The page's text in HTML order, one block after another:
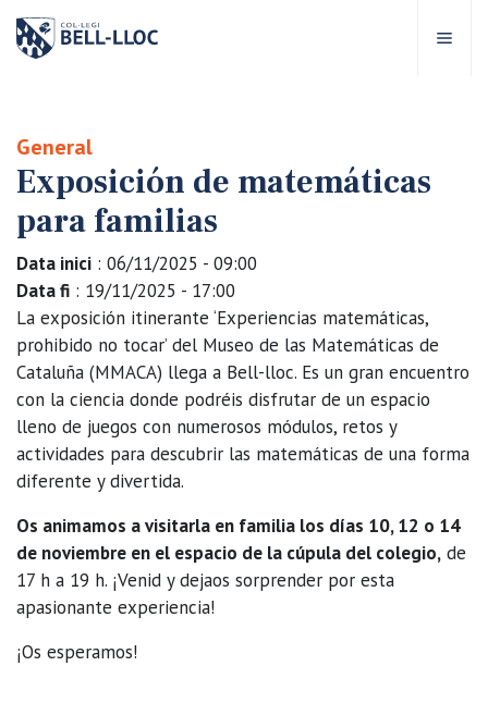
Bell-lloc
Educativo
educativas
Escolares
Bell-lloc
General
Exposición de matemáticas
para familias
Data inici : 06/11/2025 - 09:00
Data fi : 19/11/2025 - 17:00
La exposición itinerante ‘Experiencias matemáticas,
prohibido no tocar’ del Museo de las Matemáticas de
Cataluña (MMACA) llega a Bell-lloc. Es un gran encuentro
con la ciencia donde podréis disfrutar de un espacio
lleno de juegos con numerosos módulos, retos y
actividades para descubrir las matemáticas de una forma
diferente y divertida.
Os animamos a visitarla en familia los días 10, 12 o 14
de noviembre en el espacio de la cúpula del colegio, de
17 h a 19 h. ¡Venid y dejaos sorprender por esta
apasionante experiencia!
¡Os esperamos!